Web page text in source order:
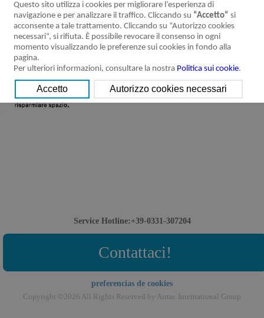
vie)
Scaricare：
Caratteristiche
prodotto
Specifiche del
prodotto
Installazione ed
utilizzo
Codice d’ordine Simbolo
Questo sito utilizza i cookies per migliorare l’esperienza di
navigazione e per analizzare il traffico. Cliccando su “Accetto“ si
acconsente a tale trattamento. Cliccando su “Autorizzo cookies
necessari“, si rifiuta. È possibile revocare il consenso in ogni
momento visualizzando le preferenze sui cookies in fondo alla
pagina.
Per ulteriori informazioni, consultare la nostra Politica sui cookie.
Service Hotline:+39-0331-307204
Contattaci!
preferencias de cookies
Copyright ©2026 All Rights Reserved by Airtac International Group